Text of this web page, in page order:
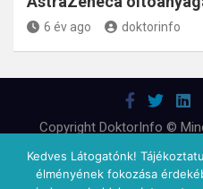
6 év ago doktorinfo
Copyright DoktorInfo ©
tartalma nem helyettesíti
szakemberrel folytatott
Kedves Látogatónk!
élményének fokozása